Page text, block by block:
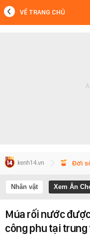
VỀ TRANG CHỦ
Đời
Nhân vật Xem Ăn
Múa rối nước
công phu tại